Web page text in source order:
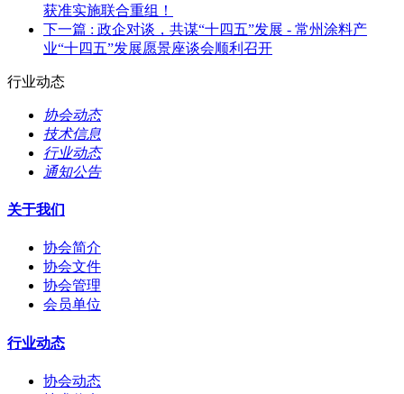
获准实施联合重组！
下一篇 : 政企对谈，共谋“十四五”发展 - 常州涂料产
业“十四五”发展愿景座谈会顺利召开
行业动态
协会动态
技术信息
行业动态
通知公告
关于我们
协会简介
协会文件
协会管理
会员单位
行业动态
协会动态